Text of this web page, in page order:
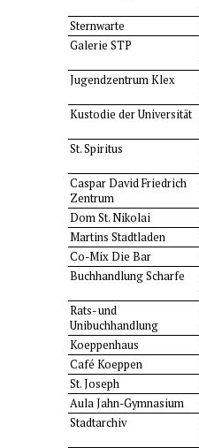
Sternwarte
Galerie STP
Jugendzentrum Klex
Kustodie der Universität
St. Spiritus
Caspar David Friedrich
Zentrum
Dom St. Nikolai
Martins Stadtladen
Co-Mix Die Bar
Buchhandlung Scharfe
Rats- und
Unibuchhandlung
Koeppenhaus
Café Koeppen
St. Joseph
Aula Jahn-Gymnasium
Stadtarchiv